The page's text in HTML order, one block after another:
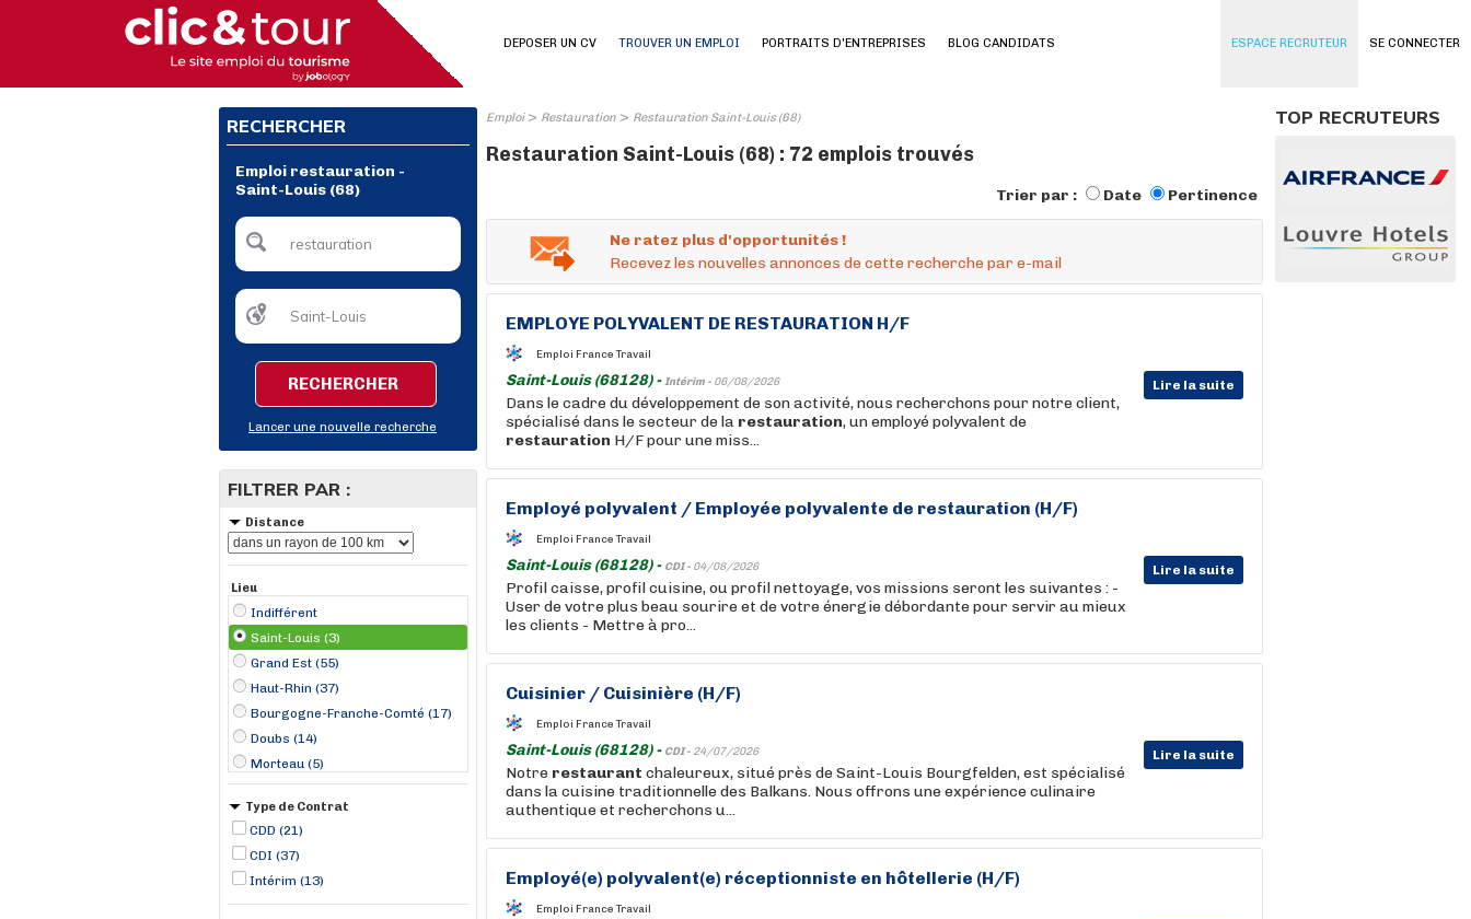
SE CONNECTER
DEPOSER UN CV TROUVER UN EMPLOI PORTRAITS D'ENTREPRISES BLOG CANDIDATS ESPACE RECRUTEUR
RECHERCHER
Emploi restauration -
Saint-Louis (68)
RECHERCHER
Lancer une nouvelle recherche
FILTRER PAR :
Distance
Lieu
Indifférent
Saint-Louis (3)
Grand Est (55)
Haut-Rhin (37)
Bourgogne-Franche-Comté (17)
Doubs (14)
Morteau (5)
Colmar (4)
Mulhouse (4)
Jungholtz (3)
Remiremont (3)
Gueberschwihr (2)
Type de Contrat
CDD (21)
CDI (37)
Intérim (13)
Emploi> Restauration > Restauration Saint-Louis (68)
Restauration Saint-Louis (68) : 72 emplois trouvés
Trier par : Date Pertinence
Ne ratez plus d'opportunités !
Recevez les nouvelles annonces de cette recherche par e-mail
EMPLOYE POLYVALENT DE RESTAURATION H/F
Emploi France Travail
Saint-Louis (68128) -Intérim - 06/08/2026 Lire la suite
Dans le cadre du développement de son activité, nous recherchons pour notre client,
spécialisé dans le secteur de la restauration, un employé polyvalent de
restauration H/F pour une miss...
Employé polyvalent / Employée polyvalente de restauration (H/F)
Emploi France Travail
Saint-Louis (68128) - CDI - 04/08/2026 Lire la suite
Profil caisse, profil cuisine, ou profil nettoyage, vos missions seront les suivantes : -
User de votre plus beau sourire et de votre énergie débordante pour servir au mieux
les clients - Mettre à pro...
Cuisinier / Cuisinière (H/F)
Emploi France Travail
Saint-Louis (68128) - CDI - 24/07/2026 Lire la suite
Notre restaurant chaleureux, situé près de Saint-Louis Bourgfelden, est spécialisé
dans la cuisine traditionnelle des Balkans. Nous offrons une expérience culinaire
authentique et recherchons u...
Employé(e) polyvalent(e) réceptionniste en hôtellerie (H/F)
Emploi France Travail
TOP RECRUTEURS